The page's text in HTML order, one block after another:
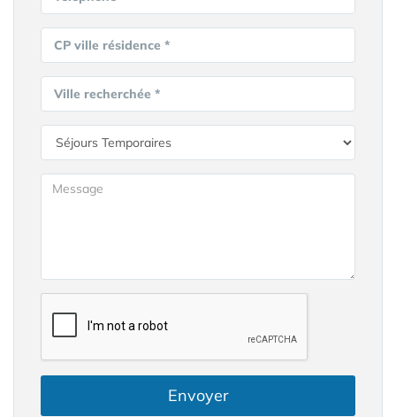
CP ville résidence *
Ville recherchée *
Envoyer